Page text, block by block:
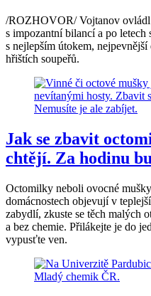
/ROZHOVOR/ Vojtanov ovládl
s impozantní bilancí a po
s nejlepším útokem,
hřištích soupeřů.
Jak se zbavit
chtějí. Za hodinu
Octomilky neboli ovocné
domácnostech objevují v
zabydlí, zkuste se těch malých
a bez chemie. Přilákejte je do
vypusťte ven.